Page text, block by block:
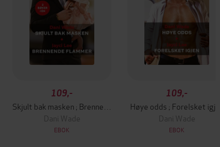
109,-
Dani Wade
EBOK
109,-
Høye odds ; Forelsket
Dani Wade
EBOK